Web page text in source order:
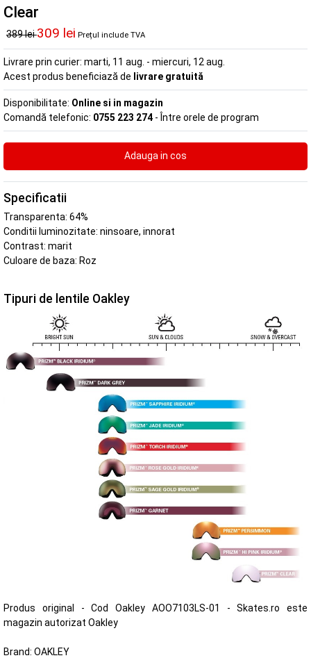
Clear
389 lei309 lei Prețul include TVA
Livrare prin curier: marti, 11 aug. - miercuri, 12 aug.
Acest produs beneficiază de livrare gratuită
Disponibilitate: Online si in magazin
Comandă telefonic: 0755 223 274 - Între orele de program
Specificatii
Transparenta: 64%
Conditii luminozitate: ninsoare, innorat
Contrast: marit
Culoare de baza: Roz
Tipuri de lentile Oakley
Produs original - Cod Oakley AOO7103LS-01 - Skates.ro este
magazin autorizat Oakley
Brand: OAKLEY